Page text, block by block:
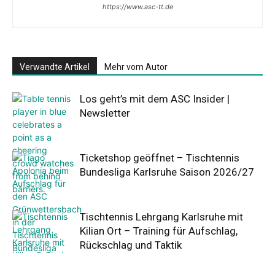
https://www.asc-tt.de
Verwandte Artikel Mehr vom Autor
Los geht’s mit dem ASC Insider |
Newsletter
Ticketshop geöffnet – Tischtennis
Bundesliga Karlsruhe Saison 2026/27
Tischtennis Lehrgang Karlsruhe mit
Kilian Ort – Training für Aufschlag,
Rückschlag und Taktik